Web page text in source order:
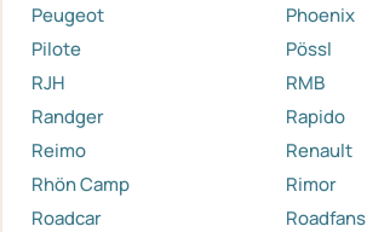
Peugeot
Phoenix
Pilote
Pössl
RJH
RMB
Randger
Rapido
Reimo
Renault
Rhön Camp
Rimor
Roadcar
Roadfans